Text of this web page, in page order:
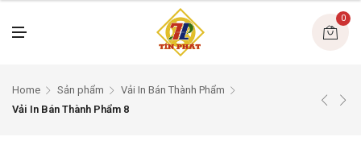
0
Home Sản phẩm
Vải In Bán Thành Phẩm
Vải In Bán Thành Phẩm 8